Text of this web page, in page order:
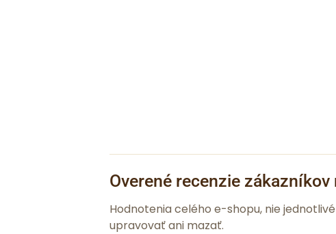
Overené recenzie zákazníkov
Hodnotenia celého e-shopu, nie
upravovať ani mazať.